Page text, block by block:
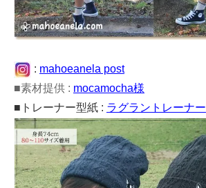
: mahoeanela post
■素材提供 : mocamocha様
■トレーナー型紙 : ラグラントレーナー